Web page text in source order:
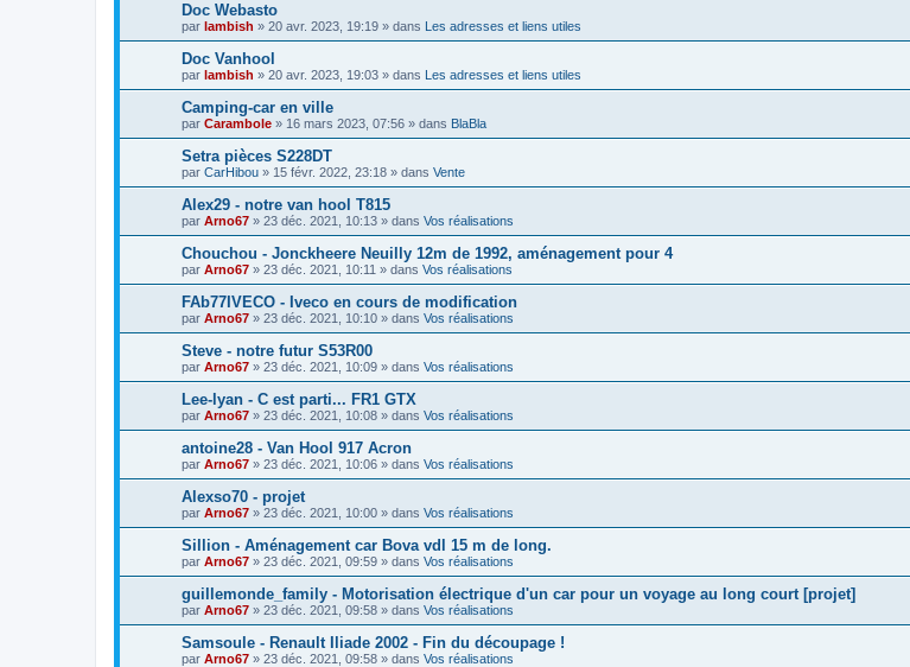
Doc Webasto
par lambish » 20 avr. 2023, 19:19 » dans Les adresses et liens utiles
Doc Vanhool
par lambish » 20 avr. 2023, 19:03 » dans Les adresses et liens utiles
Camping-car en ville
par Carambole » 16 mars 2023, 07:56 » dans BlaBla
Setra pièces S228DT
par CarHibou » 15 févr. 2022, 23:18 » dans Vente
Alex29 - notre van hool T815
par Arno67 » 23 déc. 2021, 10:13 » dans Vos réalisations
Chouchou - Jonckheere Neuilly 12m de 1992, aménagement pour 4
par Arno67 » 23 déc. 2021, 10:11 » dans Vos réalisations
FAb77IVECO - Iveco en cours de modification
par Arno67 » 23 déc. 2021, 10:10 » dans Vos réalisations
Steve - notre futur S53R00
par Arno67 » 23 déc. 2021, 10:09 » dans Vos réalisations
Lee-lyan - C est parti... FR1 GTX
par Arno67 » 23 déc. 2021, 10:08 » dans Vos réalisations
antoine28 - Van Hool 917 Acron
par Arno67 » 23 déc. 2021, 10:06 » dans Vos réalisations
Alexso70 - projet
par Arno67 » 23 déc. 2021, 10:00 » dans Vos réalisations
Sillion - Aménagement car Bova vdl 15 m de long.
par Arno67 » 23 déc. 2021, 09:59 » dans Vos réalisations
guillemond​e_family - Motorisation électrique d'un car pour un voyage au long court [projet]
par Arno67 » 23 déc. 2021, 09:58 » dans Vos réalisations
Samsoule - Renault Iliade 2002 - Fin du découpage !
par Arno67 » 23 déc. 2021, 09:58 » dans Vos réalisations